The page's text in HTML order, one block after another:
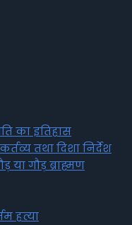
का इतिहास
तथा दिशा निर्देश
या गौड़ ब्राह्मण
हत्या